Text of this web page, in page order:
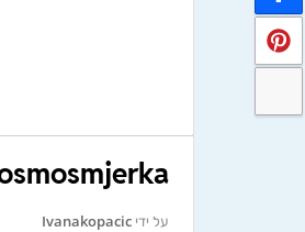
על ידי Ivanakopacic